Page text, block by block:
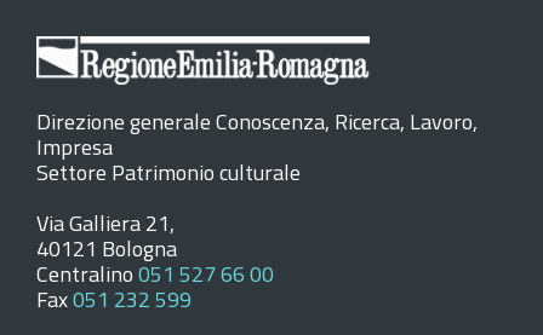
Direzione generale Conoscenza, Ricerca, Lavoro,
Impresa
Settore Patrimonio culturale
Via Galliera 21,
40121 Bologna
Centralino051 527 66 00
Fax051 232 599